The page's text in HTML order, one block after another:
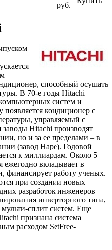
руб.
способный осушать
В 70-е годы Hitachi
систем и
появляется кондиционер с
управляемый с
Hitachi производят
но и за ее пределами – в
(завод Hape). Годовой
к миллиардам. Около 5
ежегодно вкладывает в
финансирует работу ученых.
при создании новых
разработок инженеров
инверторного типа,
сплит систем. Еще
признана система
расходом SetFree-